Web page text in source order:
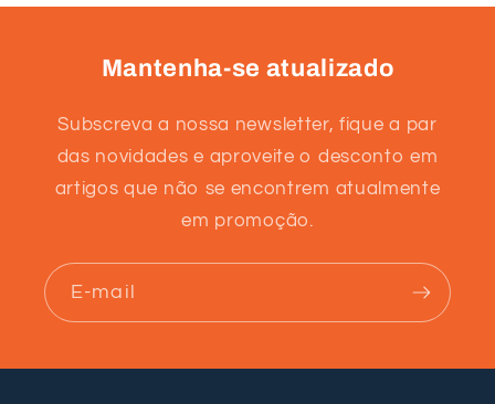
Mantenha-se atualizado
Subscreva a nossa newsletter, fique a par
das novidades e aproveite o desconto em
artigos que não se encontrem atualmente
em promoção.
E-mail